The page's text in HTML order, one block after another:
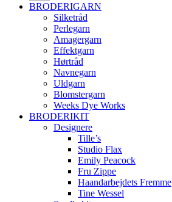
BRODERIGARN
Silketråd
Perlegarn
Amagergarn
Effektgarn
Hørtråd
Navnegarn
Uldgarn
Blomstergarn
Weeks Dye Works
BRODERIKIT
Designere
Tille’s
Studio Flax
Emily Peacock
Fru Zippe
Haandarbejdets Fremme
Tine Wessel